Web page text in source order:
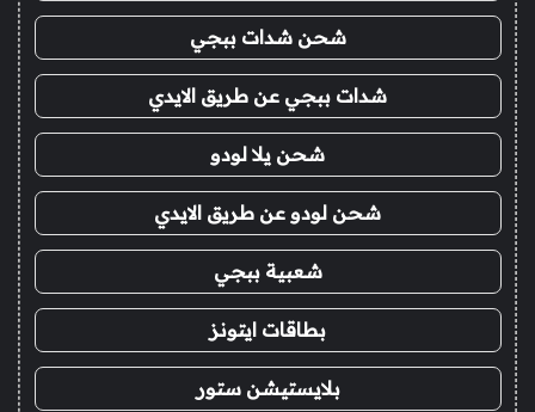
شحن شدات ببجي
شدات ببجي عن طريق الايدي
شحن يلا لودو
شحن لودو عن طريق الايدي
شعبية ببجي
بطاقات ايتونز
بلايستيشن ستور